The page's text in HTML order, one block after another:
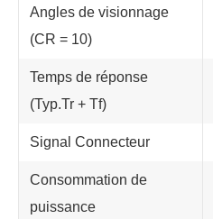
Angles de visionnage
(CR = 10)
Temps de réponse
(Typ.Tr + Tf)
Signal Connecteur
Consommation de
puissance